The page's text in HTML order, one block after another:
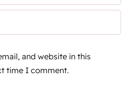
and website in this
time I comment.